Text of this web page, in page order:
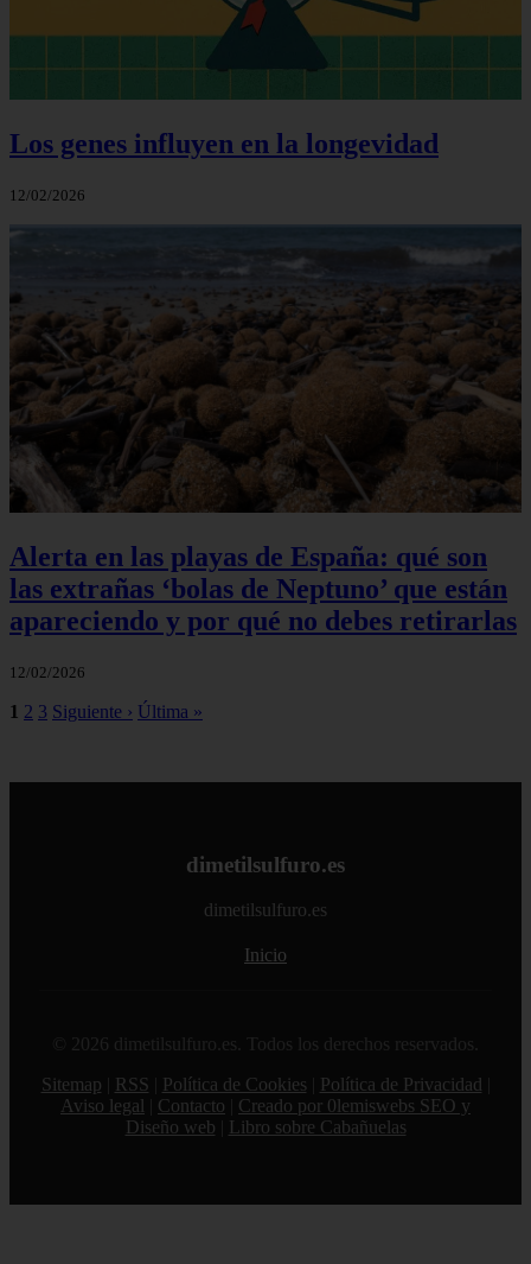
Los genes influyen en la longevidad
12/02/2026
Alerta en las playas de España: qué son
las extrañas ‘bolas de Neptuno’ que están
apareciendo y por qué no debes retirarlas
12/02/2026
1 2 3 Siguiente › Última »
dimetilsulfuro.es
dimetilsulfuro.es
Inicio
© 2026 dimetilsulfuro.es. Todos los derechos reservados.
Sitemap
RSS Política de Cookies Política de Privacidad
Aviso legal
Contacto
Creado por 0lemiswebs SEO y
Diseño web
Libro sobre Cabañuelas